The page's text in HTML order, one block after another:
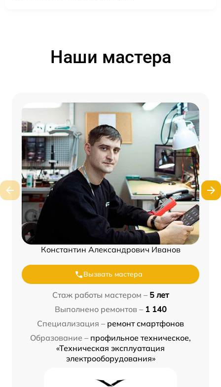
Наши мастера
Константин Александрович Иванов
Вызвать мастера
Стаж работы мастером – 5 лет
Выполнено ремонтов – 1 140
Специализация – ремонт смартфонов
Образование – профильное техническое,
«Техническая эксплуатация
электрооборудования»